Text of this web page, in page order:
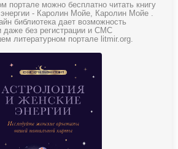
портале можно бесплатно читать книгу
- Каролин Мойе, Каролин Мойе .
библиотека дает возможность
даже без регистрации и СМС
литературном портале litmir.org.